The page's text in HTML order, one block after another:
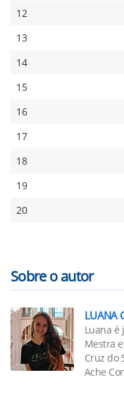
12
13
14
15
16
17
18
19
20
Sobre o autor
LUANA
Luana é
Mestra
Cruz do
Ache